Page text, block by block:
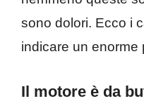
sono dolori. Ecco i
indicare un
Il motore è da